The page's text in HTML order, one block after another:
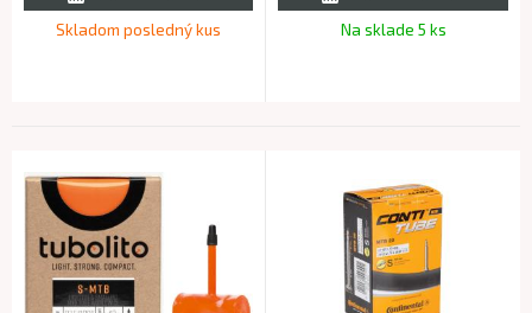
Skladom posledný kus Na sklade 5 ks